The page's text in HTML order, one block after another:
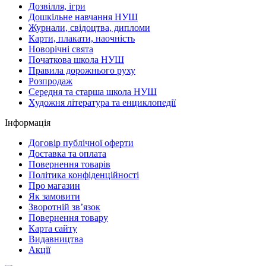
Дозвілля, ігри
Дошкільне навчання НУШ
Журнали, свідоцтва, дипломи
Карти, плакати, наочність
Новорічні свята
Початкова школа НУШ
Правила дорожнього руху
Розпродаж
Середня та старша школа НУШ
Художня література та енциклопедії
Інформація
Договір публічної оферти
Доставка та оплата
Повернення товарів
Політика конфіденційності
Про магазин
Як замовити
Зворотній зв’язок
Повернення товару
Карта сайту
Видавництва
Акції